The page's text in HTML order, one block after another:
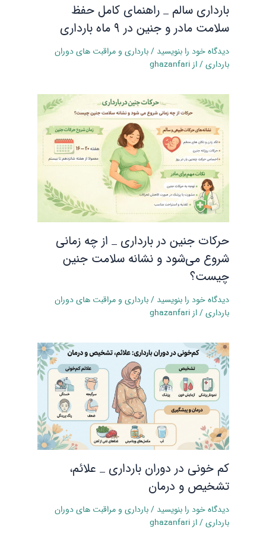
بارداری سالم _ راهنمای کامل حفظ
سلامت مادر و جنین در 9 ماه بارداری
دیدگاه‌ خود را بنویسید /بارداری و مراقبت‌ های دوران
بارداری/ از ghazanfari
حرکات جنین در بارداری _ از چه زمانی
شروع می‌شود و نشانه سلامت جنین
چیست؟
دیدگاه‌ خود را بنویسید /بارداری و مراقبت‌ های دوران
بارداری/ از ghazanfari
کم‌ خونی در دوران بارداری _ علائم،
تشخیص و درمان
دیدگاه‌ خود را بنویسید /بارداری و مراقبت‌ های دوران
بارداری/ از ghazanfari